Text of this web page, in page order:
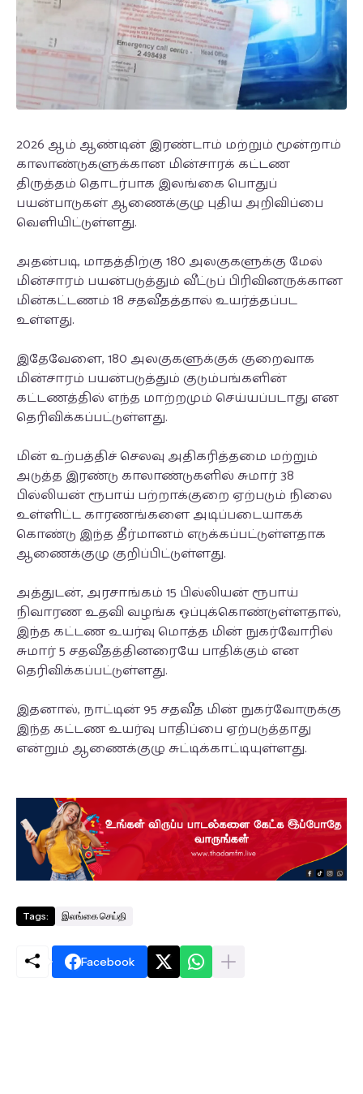
2026 ஆம் ஆண்டின் இரண்டாம் மற்றும் மூன்றாம்
காலாண்டுகளுக்கான மின்சாரக் கட்டண
திருத்தம் தொடர்பாக இலங்கை பொதுப்
பயன்பாடுகள் ஆணைக்குழு புதிய அறிவிப்பை
வெளியிட்டுள்ளது.
அதன்படி, மாதத்திற்கு 180 அலகுகளுக்கு மேல்
மின்சாரம் பயன்படுத்தும் வீட்டுப் பிரிவினருக்கான
மின்கட்டணம் 18 சதவீதத்தால் உயர்த்தப்பட
உள்ளது.
இதேவேளை, 180 அலகுகளுக்குக் குறைவாக
மின்சாரம் பயன்படுத்தும் குடும்பங்களின்
கட்டணத்தில் எந்த மாற்றமும் செய்யப்படாது என
தெரிவிக்கப்பட்டுள்ளது.
மின் உற்பத்திச் செலவு அதிகரித்தமை மற்றும்
அடுத்த இரண்டு காலாண்டுகளில் சுமார் 38
பில்லியன் ரூபாய் பற்றாக்குறை ஏற்படும் நிலை
உள்ளிட்ட காரணங்களை அடிப்படையாகக்
கொண்டு இந்த தீர்மானம் எடுக்கப்பட்டுள்ளதாக
ஆணைக்குழு குறிப்பிட்டுள்ளது.
அத்துடன், அரசாங்கம் 15 பில்லியன் ரூபாய்
நிவாரண உதவி வழங்க ஒப்புக்கொண்டுள்ளதால்,
இந்த கட்டண உயர்வு மொத்த மின் நுகர்வோரில்
சுமார் 5 சதவீதத்தினரையே பாதிக்கும் என
தெரிவிக்கப்பட்டுள்ளது.
இதனால், நாட்டின் 95 சதவீத மின் நுகர்வோருக்கு
இந்த கட்டண உயர்வு பாதிப்பை ஏற்படுத்தாது
என்றும் ஆணைக்குழு சுட்டிக்காட்டியுள்ளது.
Tags: இலங்கை செய்தி
Facebook